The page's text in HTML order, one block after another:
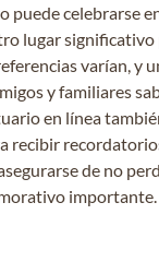
puede celebrarse
lugar significativo
varían, y
y familiares
en línea
recibir
de no
importante.